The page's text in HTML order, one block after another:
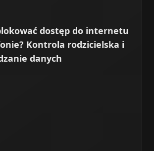
dostęp do internetu
Kontrola rodzicielska i
danych